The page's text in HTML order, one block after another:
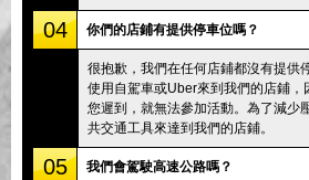
04 你們的店鋪有提供停車位嗎？
很抱歉，我們在任何店鋪都沒有提供
使用自駕車或Uber來到我們的店鋪，
您遲到，就無法參加活動。為了減少
共交通工具來達到我們的店鋪。
05 我們會駕駛高速公路嗎？